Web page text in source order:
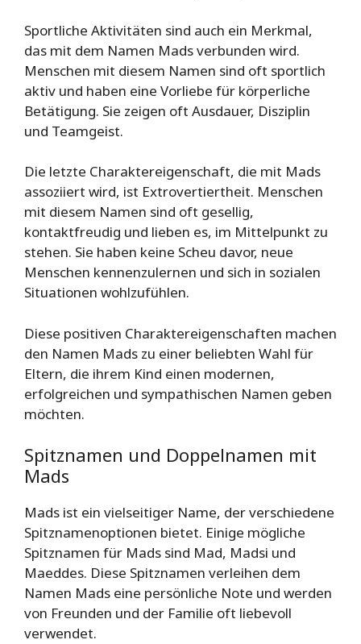
Sportliche Aktivitäten sind auch ein Merkmal,
das mit dem Namen Mads verbunden wird.
Menschen mit diesem Namen sind oft sportlich
aktiv und haben eine Vorliebe für körperliche
Betätigung. Sie zeigen oft Ausdauer, Disziplin
und Teamgeist.
Die letzte Charaktereigenschaft, die mit Mads
assoziiert wird, ist Extrovertiertheit. Menschen
mit diesem Namen sind oft gesellig,
kontaktfreudig und lieben es, im Mittelpunkt zu
stehen. Sie haben keine Scheu davor, neue
Menschen kennenzulernen und sich in sozialen
Situationen wohlzufühlen.
Diese positiven Charaktereigenschaften machen
den Namen Mads zu einer beliebten Wahl für
Eltern, die ihrem Kind einen modernen,
erfolgreichen und sympathischen Namen geben
möchten.
Spitznamen und Doppelnamen mit
Mads
Mads ist ein vielseitiger Name, der verschiedene
Spitznamenoptionen bietet. Einige mögliche
Spitznamen für Mads sind Mad, Madsi und
Maeddes. Diese Spitznamen verleihen dem
Namen Mads eine persönliche Note und werden
von Freunden und der Familie oft liebevoll
verwendet.